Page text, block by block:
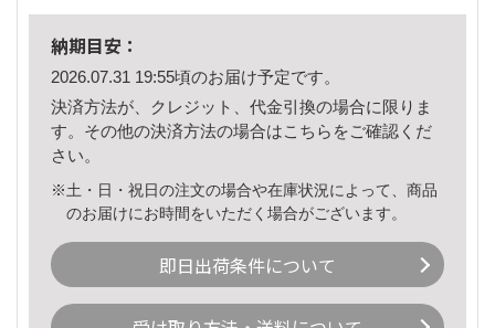
納期目安：
2026.07.31 19:55頃のお届け予定です。
決済方法が、クレジット、代金引換の場合に限りま
す。その他の決済方法の場合はこちら をご確認くだ
さい。
※土・日・祝日の注文の場合や在庫状況によって、商品
のお届けにお時間をいただく場合がございます。
即日出荷条件について